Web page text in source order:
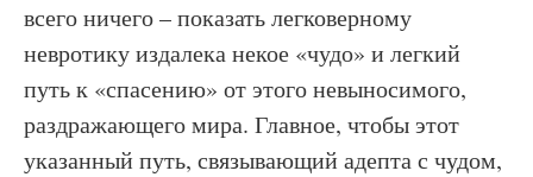
всего ничего – показать легковерному
невротику издалека некое «чудо» и легкий
путь к «спасению» от этого невыносимого,
раздражающего мира. Главное, чтобы этот
указанный путь, связывающий адепта с чудом,